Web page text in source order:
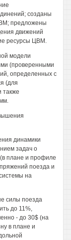
созданы
предложены
движений
ресурсы ЦВМ.
модели
(проверенными
определенных с
(для
также
динамики
задач о
плане и профиле
поезда и
на
силы поезда
до 11%,
- до 30$ (на
в плане и